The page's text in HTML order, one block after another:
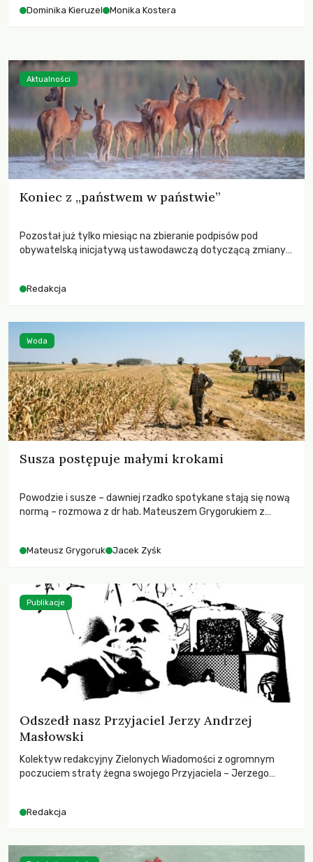
Dominika Kieruzel Monika Kostera
Koniec z „państwem w państwie”
Pozostał już tylko miesiąc na zbieranie podpisów pod
obywatelską inicjatywą ustawodawczą dotyczącą zmiany
niezwykle korzystne rozwiązania dla przyrody i zwierząt,
funkcjonowania łowiectwa w Polsce.
Redakcja
Aktualności
Susza postępuje małymi krokami
Powodzie i susze – dawniej rzadko spotykane stają się nową
normą – rozmowa z dr hab. Mateuszem Grygorukiem z
Mateusz Grygoruk Jacek Zyśk
Woda
Odszedł nasz Przyjaciel Jerzy Andrzej
Masłowski
Kolektyw redakcyjny Zielonych Wiadomości z ogromnym
poczuciem straty żegna swojego Przyjaciela – Jerzego
Redakcja
Publikacje